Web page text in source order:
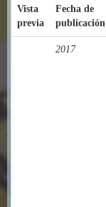
Vista
previa
Fecha de
publicación
2017